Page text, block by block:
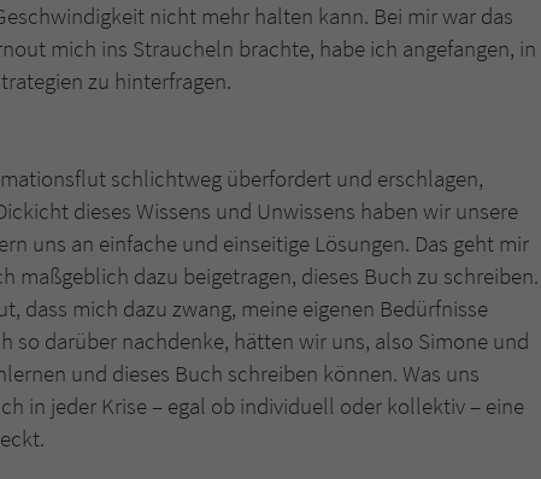
nicht mehr halten kann. Bei mir war das
mich ins Straucheln brachte, habe ich angefangen, in
zu hinterfragen.
schlichtweg überfordert und erschlagen,
dieses Wissens und Unwissens haben wir unsere
uns an einfache und einseitige Lösungen. Das geht mir
maßgeblich dazu beigetragen, dieses Buch zu schreiben.
dass mich dazu zwang, meine eigenen Bedürfnisse
so darüber nachdenke, hätten wir uns, also Simone und
und dieses Buch schreiben können. Was uns
in jeder Krise – egal ob individuell oder kollektiv – eine